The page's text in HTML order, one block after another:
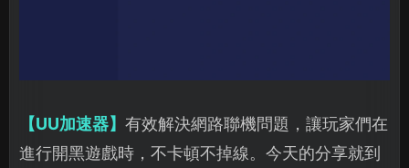
【UU加速器】 有效解決網路聯機問題，讓玩家們在
進行開黑遊戲時，不卡頓不掉線。今天的分享就到